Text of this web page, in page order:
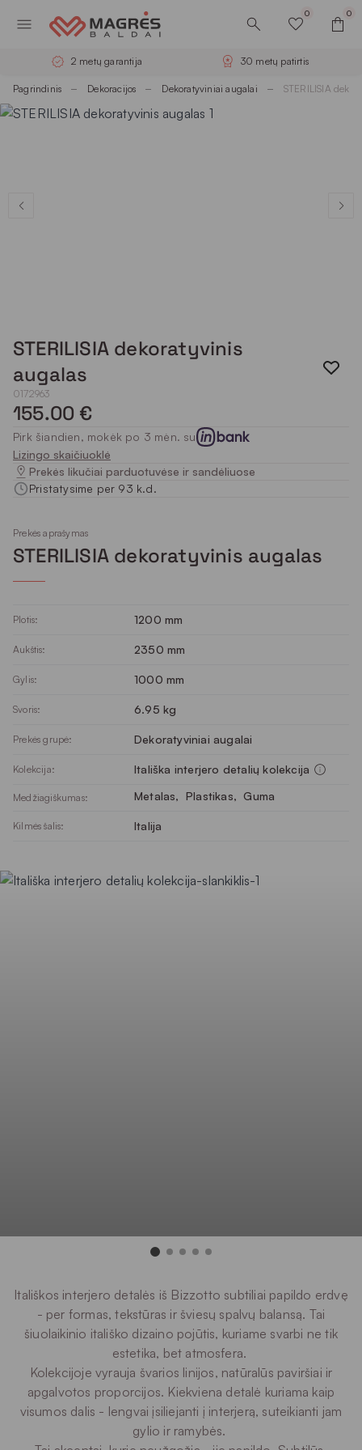
0 0
2 metų garantija 30 metų patirtis
Pagrindinis Dekoracijos Dekoratyviniai augalai STERILISIA
STERILISIA dekoratyvinis
augalas
0172963
155.00 €
Pirk šiandien, mokėk po 3 mėn. su
Lizingo skaičiuoklė
Prekės likučiai parduotuvėse ir sandėliuose
Pristatysime per 93 k.d.
Prekės aprašymas
STERILISIA dekoratyvinis augalas
Plotis: 1200 mm
Aukštis: 2350 mm
Gylis: 1000 mm
Svoris: 6.95 kg
Prekės grupė: Dekoratyviniai augalai
Kolekcija: Itališka interjero detalių kolekcija
Medžiagiškumas: Metalas, Plastikas, Guma
Kilmės šalis: Italija
Itališkos interjero detalės iš Bizzotto subtiliai papildo erdvę
- per formas, tekstūras ir šviesų spalvų balansą. Tai
šiuolaikinio itališko dizaino pojūtis, kuriame svarbi ne tik
estetika, bet atmosfera.
Kolekcijoje vyrauja švarios linijos, natūralūs paviršiai ir
apgalvotos proporcijos. Kiekviena detalė kuriama kaip
visumos dalis - lengvai įsiliejanti į interjerą, suteikianti jam
gylio ir ramybės.